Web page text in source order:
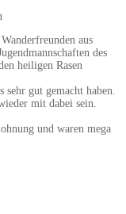
aus
des
heiligen Rasen
gut gemacht haben.
mit dabei sein.
und waren mega